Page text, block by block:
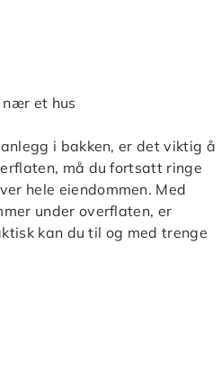
i bakken, er det viktig å
må du fortsatt ringe
hele eiendommen. Med
under overflaten, er
kan du til og med trenge